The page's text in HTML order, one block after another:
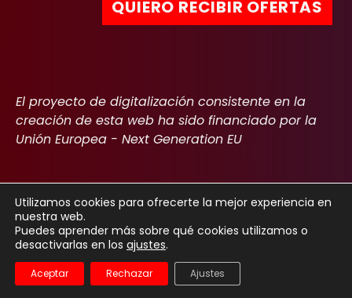
El proyecto de digitalización consistente en la
creación de esta web ha sido financiado por la
Unión Europea - Next Generation EU
Copyright 2022
Declaración de accesibilidad
Español English
Utilizamos cookies para ofrecerte la mejor experiencia en
nuestra web.
Puedes aprender más sobre qué cookies utilizamos o
desactivarlas en los ajustes.
Aceptar Rechazar Ajustes